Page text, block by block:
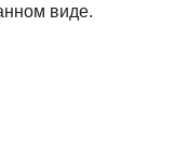
виде.